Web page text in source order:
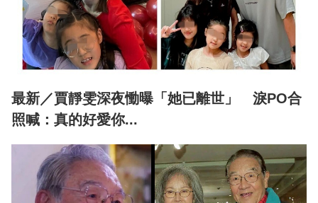
最新／賈靜雯深夜慟曝「她已離世」 淚PO合
照喊：真的好愛你...